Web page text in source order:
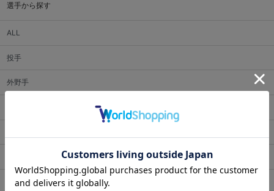
選手から探す
ALL
投手
外野手
マスコット